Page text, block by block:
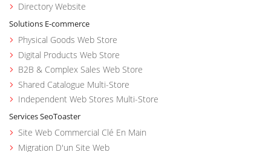
Directory Website
Solutions E-commerce
Physical Goods Web Store
Digital Products Web Store
B2B & Complex Sales Web Store
Shared Catalogue Multi-Store
Independent Web Stores Multi-Store
Services SeoToaster
Site Web Commercial Clé En Main
Migration D'un Site Web